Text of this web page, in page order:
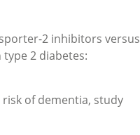
2 inhibitors versus
2 diabetes:
risk of dementia, study